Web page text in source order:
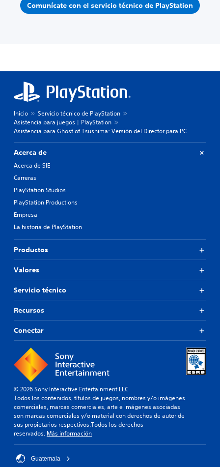
Comunícate con el servicio técnico de PlayStation
Inicio
Servicio técnico de PlayStation
Asistencia para juegos | PlayStation
Asistencia para Ghost of Tsushima: Versión del Director para PC
Acerca de
Acerca de SIE
Carreras
PlayStation Studios
PlayStation Productions
Empresa
La historia de PlayStation
Productos
Valores
Servicio técnico
Recursos
Conectar
© 2026 Sony Interactive Entertainment LLC
Todos los contenidos, títulos de juegos, nombres y/o imágenes
comerciales, marcas comerciales, arte e imágenes asociadas
son marcas comerciales y/o material con derechos de autor de
sus propietarios respectivos.Todos los derechos
reservados. Más información
Guatemala